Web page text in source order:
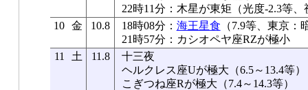
22時11分：木星が東矩（光度-2.3等、
10 金 10.8 18時08分： 海王星食 （7.9等、東京：
21時57分：カシオペヤ座RZが極小
11
土 11.8
十三夜
ヘルクレス座Uが極大（6.5～13.4等）
こぎつね座Rが極大（7.4～14.3等）